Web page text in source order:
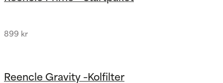
899 kr
Reencle Gravity –Kolfilter